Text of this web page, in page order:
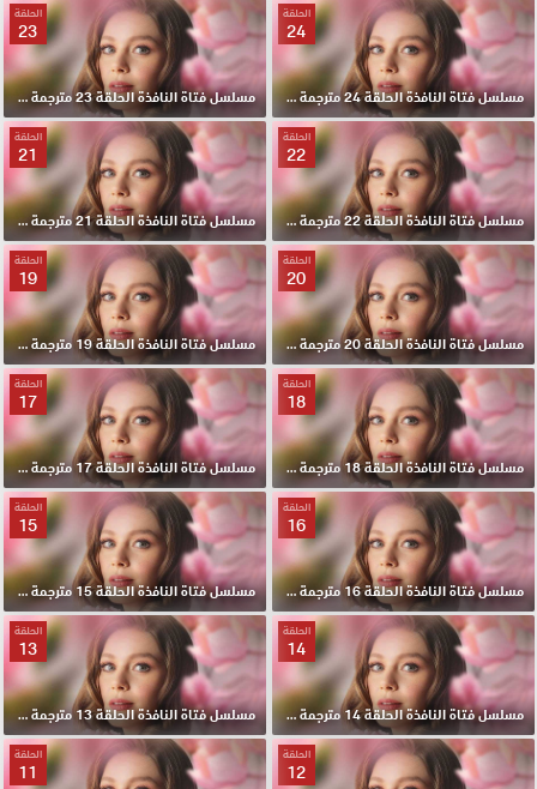
الحلقة
24
مسلسل فتاة النافذة الحلقة 24 مترجمة HD
الحلقة
23
مسلسل فتاة النافذة الحلقة 23 مترجمة HD
الحلقة
22
مسلسل فتاة النافذة الحلقة 22 مترجمة HD
الحلقة
21
مسلسل فتاة النافذة الحلقة 21 مترجمة HD
الحلقة
20
مسلسل فتاة النافذة الحلقة 20 مترجمة HD
الحلقة
19
مسلسل فتاة النافذة الحلقة 19 مترجمة HD
الحلقة
18
مسلسل فتاة النافذة الحلقة 18 مترجمة HD
الحلقة
17
مسلسل فتاة النافذة الحلقة 17 مترجمة HD
الحلقة
16
مسلسل فتاة النافذة الحلقة 16 مترجمة HD
الحلقة
15
مسلسل فتاة النافذة الحلقة 15 مترجمة HD
الحلقة
14
مسلسل فتاة النافذة الحلقة 14 مترجمة HD
الحلقة
13
مسلسل فتاة النافذة الحلقة 13 مترجمة HD
الحلقة
12
الحلقة
11